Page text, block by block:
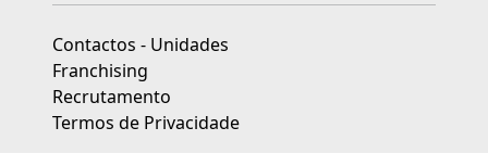
Contactos - Unidades
Franchising
Recrutamento
Termos de Privacidade